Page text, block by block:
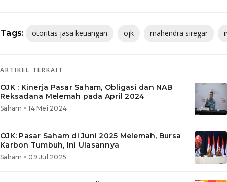
Tags: otoritas jasa keuangan ojk mahendra siregar
ARTIKEL TERKAIT
OJK : Kinerja Pasar Saham, Obligasi dan NAB
Reksadana Melemah pada April 2024
Saham • 14 Mei 2024
OJK: Pasar Saham di Juni 2025 Melemah, Bursa
Karbon Tumbuh, Ini Ulasannya
Saham • 09 Jul 2025